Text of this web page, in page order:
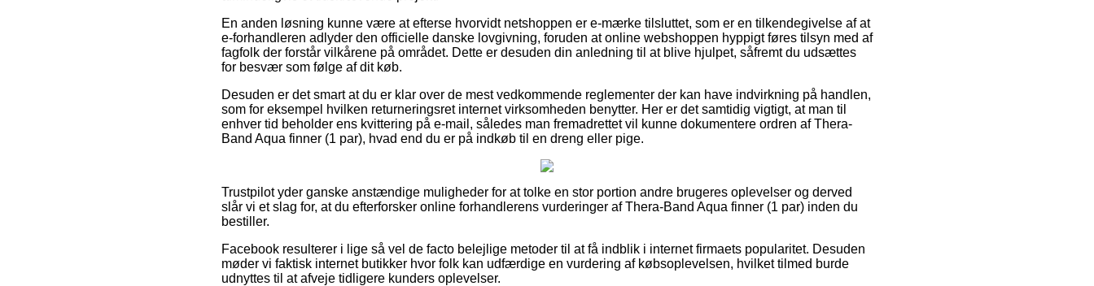
En anden løsning kunne være at efterse hvorvidt netshoppen er e-mærke tilsluttet, som er en tilkendegivelse af at
e-forhandleren adlyder den officielle danske lovgivning, foruden at online webshoppen hyppigt føres tilsyn med af
fagfolk der forstår vilkårene på området. Dette er desuden din anledning til at blive hjulpet, såfremt du udsættes
for besvær som følge af dit køb.
Desuden er det smart at du er klar over de mest vedkommende reglementer der kan have indvirkning på handlen,
som for eksempel hvilken returneringsret internet virksomheden benytter. Her er det samtidig vigtigt, at man til
enhver tid beholder ens kvittering på e-mail, således man fremadrettet vil kunne dokumentere ordren af Thera-
Band Aqua finner (1 par), hvad end du er på indkøb til en dreng eller pige.
Trustpilot yder ganske anstændige muligheder for at tolke en stor portion andre brugeres oplevelser og derved
slår vi et slag for, at du efterforsker online forhandlerens vurderinger af Thera-Band Aqua finner (1 par) inden du
bestiller.
Facebook resulterer i lige så vel de facto belejlige metoder til at få indblik i internet firmaets popularitet. Desuden
møder vi faktisk internet butikker hvor folk kan udfærdige en vurdering af købsoplevelsen, hvilket tilmed burde
udnyttes til at afveje tidligere kunders oplevelser.